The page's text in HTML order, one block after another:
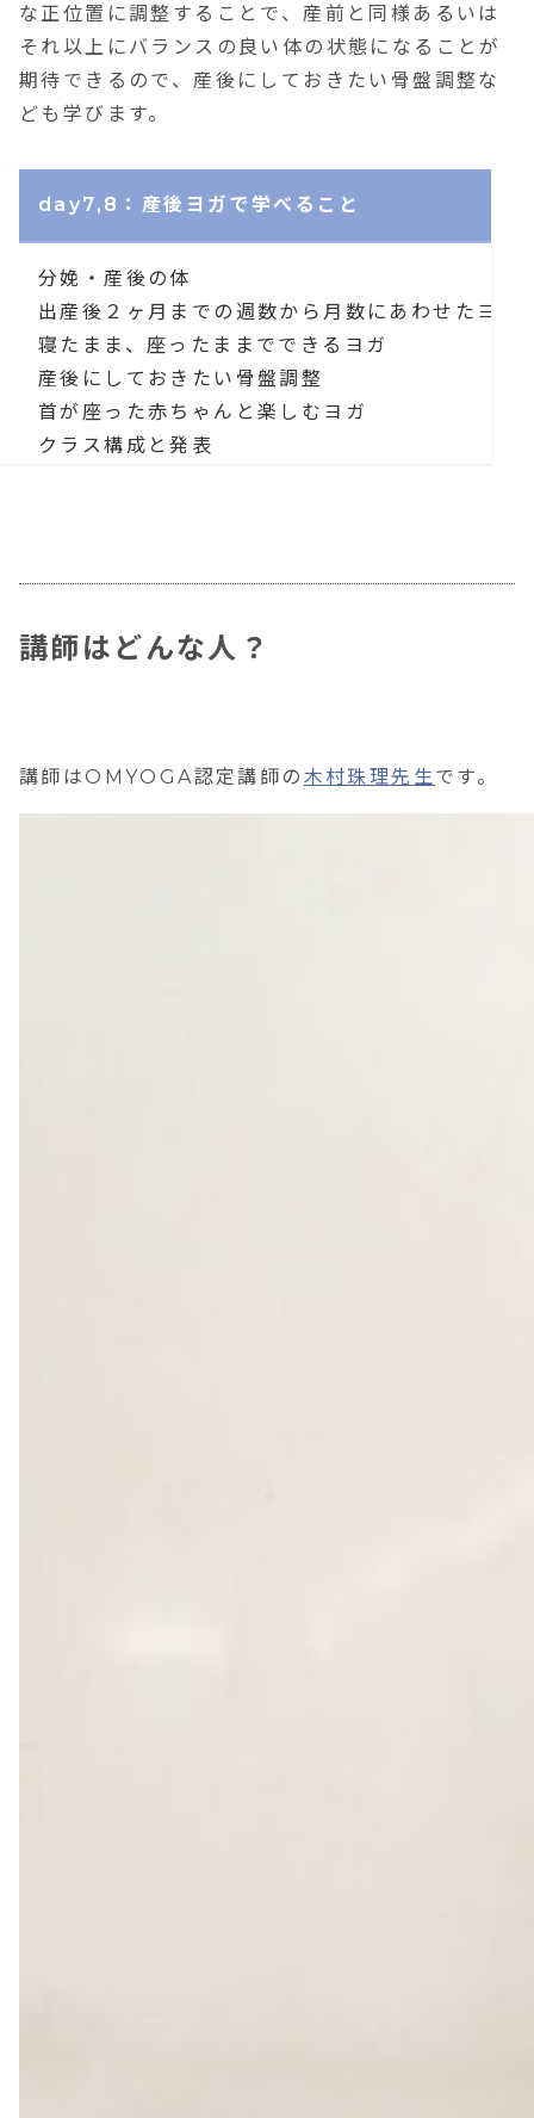
な正位置に調整することで、産前と同様あるいは
それ以上にバランスの良い体の状態になることが
期待できる ので、産後にしておきたい骨盤調整な
ども学びます。
day7,8：産後ヨガで学べること
分娩・産後の体
出産後２ヶ月までの週数から月数にあわせたヨガ
寝たまま、座ったままでできるヨガ
産後にしておきたい骨盤調整
首が座った赤ちゃんと楽しむヨガ
クラス構成と発表
講師はどんな人？
講師はOMYOGA認定講師の 木村珠理先生です。